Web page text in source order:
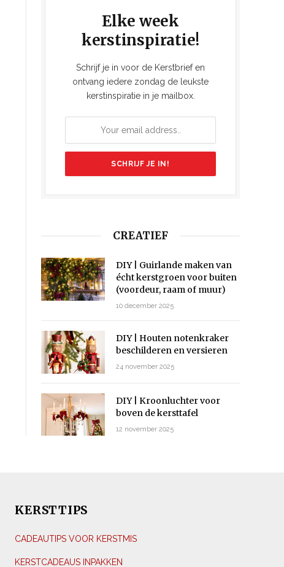
Elke week
kerstinspiratie!
Schrijf je in voor de Kerstbrief en
ontvang iedere zondag de leukste
kerstinspiratie in je mailbox.
CREATIEF
DIY | Guirlande maken van
écht kerstgroen voor buiten
(voordeur, raam of muur)
10 december 2025
DIY | Houten notenkraker
beschilderen en versieren
24 november 2025
DIY | Kroonluchter voor
boven de kersttafel
12 november 2025
KERSTTIPS
CADEAUTIPS VOOR KERSTMIS
KERSTCADEAUS INPAKKEN